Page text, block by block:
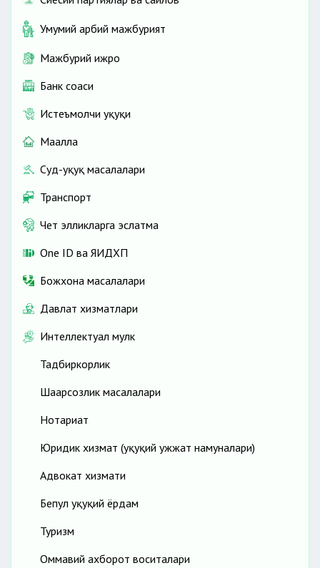
Умумий ҳарбий мажбурият
Мажбурий ижро
Банк соҳаси
Истеъмолчи ҳуқуқи
Маҳалла
Суд-ҳуқуқ масалалари
Транспорт
Чет элликларга эслатма
One ID ва ЯИДХП
Божхона масалалари
Давлат хизматлари
Интеллектуал мулк
Тадбиркорлик
Шаҳарсозлик масалалари
Нотариат
Юридик хизмат (ҳуқуқий ҳужжат намуналари)
Адвокат хизмати
Бепул ҳуқуқий ёрдам
Туризм
Оммавий ахборот воситалари